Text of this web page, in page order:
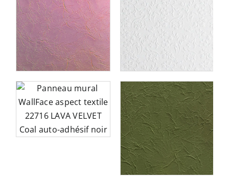
Panneau décoratif
WallFace aspect cuir
13473 FLORAL White
auto-adhésif blanc
Panneau décoratif
WallFace aspect textile
22735 CREPA VELVET